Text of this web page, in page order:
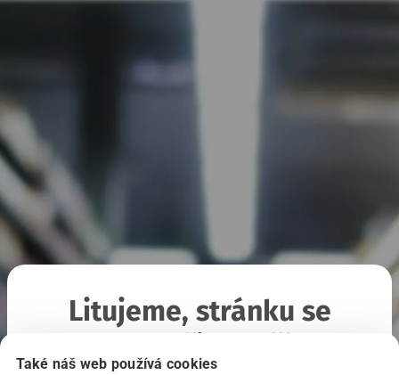
Také náš web používá cookies
Litujeme, stránku se